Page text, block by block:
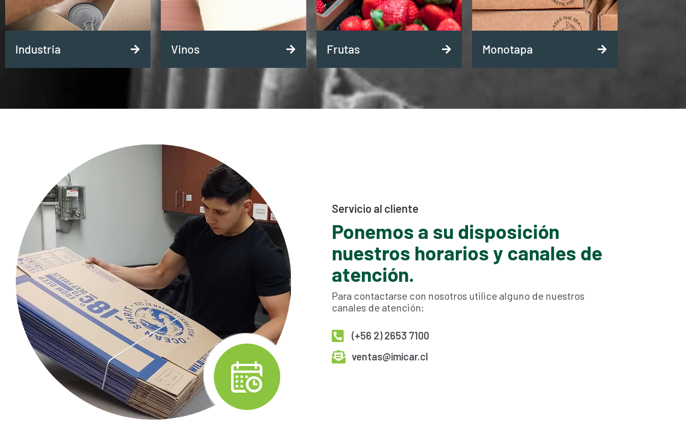
Industria Vinos Frutas Monotapa
Servicio al cliente
Ponemos a su disposición
nuestros horarios y canales de
atención.
Para contactarse con nosotros utilice alguno de nuestros
canales de atención:
(+56 2) 2653 7100
ventas@imicar.cl